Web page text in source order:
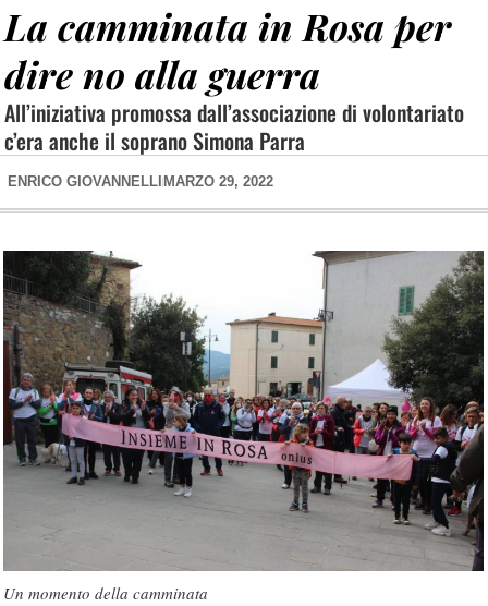
La camminata in Rosa per
dire no alla guerra
All’iniziativa promossa dall’associazione di volontariato
c’era anche il soprano Simona Parra
ENRICO GIOVANNELLI MARZO 29, 2022
Un momento della camminata